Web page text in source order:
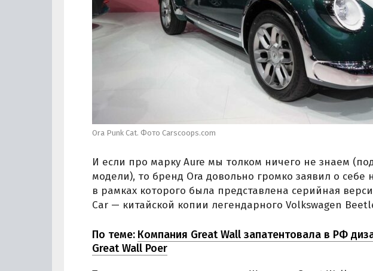
Ora Punk Cat. Фото Carscoops.com
И если про марку Aure мы толком ничего не знаем
модели), то бренд Ora довольно громко заявил о себе
в рамках которого была представлена серийная
Car — китайской копии легендарного Volkswagen
По теме: Компания Great Wall запатентовала в РФ
Great Wall Poer